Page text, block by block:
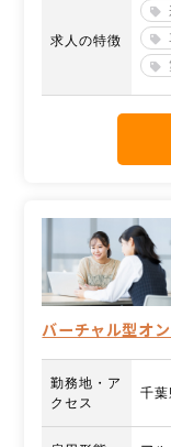
求人の特徴
バーチャル型オ
勤務地・ア
クセス
千